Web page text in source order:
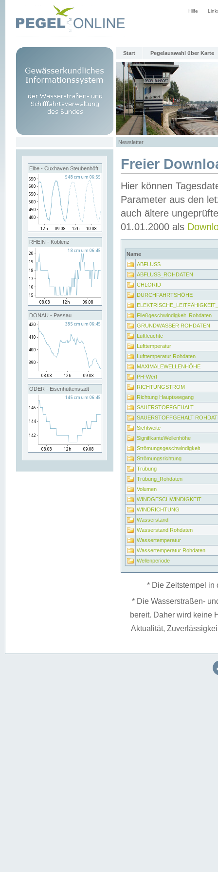
Hilfe
Start Pegelauswahl über Karte
Newsletter
Elbe - Cuxhaven Steubenhöft
RHEIN - Koblenz
DONAU - Passau
ODER - Eisenhüttenstadt
Freier
Hier können
Parameter aus den
auch ältere
01.01.2000 als
Name
ABFLUSS
ABFLUSS_ROHDATEN
CHLORID
DURCHFAHRTSHÖHE
Fließgeschwindigkeit_Rohdaten
GRUNDWASSER ROHDATEN
Luftfeuchte
Lufttemperatur
Lufttemperatur Rohdaten
MAXIMALEWELLENHÖHE
PH-Wert
RICHTUNGSTROM
Richtung Hauptseegang
SAUERSTOFFGEHALT
SAUERSTOFFGEHALT
Sichtweite
SignifikanteWellenhöhe
Strömungsgeschwindigkeit
Strömungsrichtung
Trübung
Trübung_Rohdaten
Volumen
WINDGESCHWINDIGKEIT
WINDRICHTUNG
Wasserstand
Wasserstand Rohdaten
Wassertemperatur
Wassertemperatur Rohdaten
Wellenperiode
* Die Zeitstempel in
* Die Wasserstraßen-
bereit. Daher wird keine
Aktualität,